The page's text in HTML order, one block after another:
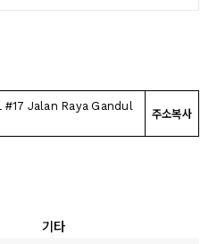
#17 Jalan Raya Gandul
주소복사
기타